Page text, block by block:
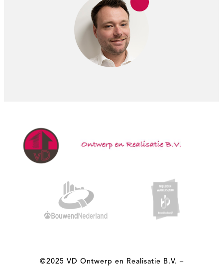
©2025 VD Ontwerp en Realisatie B.V. –